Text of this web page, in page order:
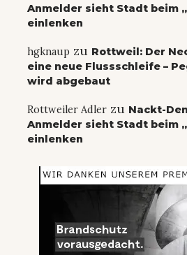
Anmelder sieht Stadt beim
einlenken
hgknaup zu Rottweil: Der
eine neue Flussschleife –
wird abgebaut
Rottweiler Adler zu Nackt-
Anmelder sieht Stadt beim
einlenken